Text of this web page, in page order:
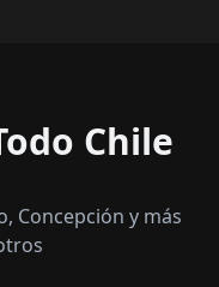
Chile
Concepción y más